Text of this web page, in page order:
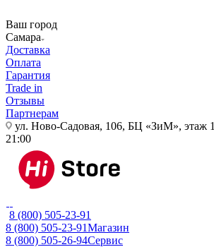
Ваш город
Самара
Доставка
Оплата
Гарантия
Trade in
Отзывы
Партнерам
ул. Ново-Садовая, 106, БЦ «ЗиМ», этаж 1
21:00
8 (800) 505-23-91
8 (800) 505-23-91Магазин
8 (800) 505-26-94Сервис